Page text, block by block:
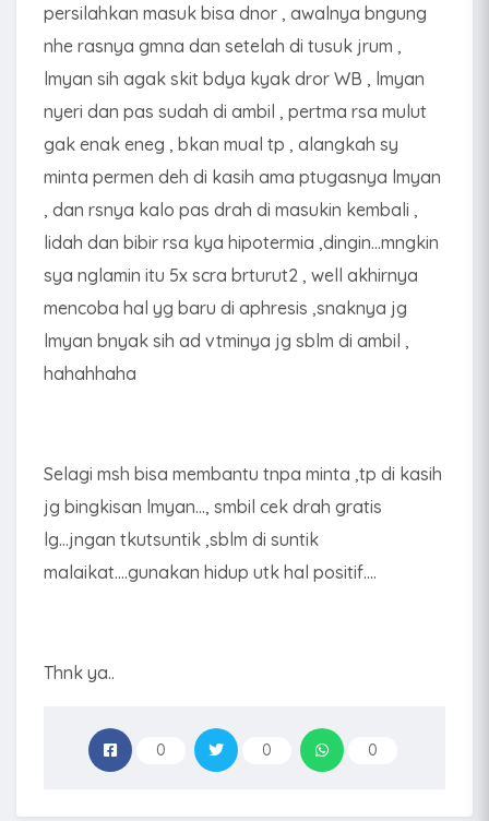
persilahkan masuk bisa dnor , awalnya bngung
nhe rasnya gmna dan setelah di tusuk jrum ,
lmyan sih agak skit bdya kyak dror WB , lmyan
nyeri dan pas sudah di ambil , pertma rsa mulut
gak enak eneg , bkan mual tp , alangkah sy
minta permen deh di kasih ama ptugasnya lmyan
, dan rsnya kalo pas drah di masukin kembali ,
lidah dan bibir rsa kya hipotermia ,dingin...mngkin
sya nglamin itu 5x scra brturut2 , well akhirnya
mencoba hal yg baru di aphresis ,snaknya jg
lmyan bnyak sih ad vtminya jg sblm di ambil ,
hahahhaha
Selagi msh bisa membantu tnpa minta ,tp di kasih
jg bingkisan lmyan..., smbil cek drah gratis
lg...jngan tkutsuntik ,sblm di suntik
malaikat....gunakan hidup utk hal positif....
Thnk ya..
0 0 0